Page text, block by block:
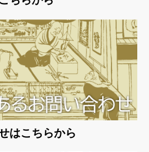
はこちらから